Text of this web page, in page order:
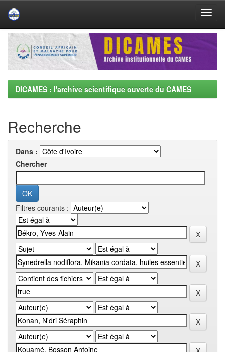
Skip
navigation
DICAMES : l'archive scientifique ouverte du CAMES
Recherche
Dans :
Chercher
Filtres courants :